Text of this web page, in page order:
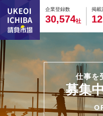
企業登録数
0
3
0
0,
0
5
0
74社
掲載
0
1
0
2
仕事を
募集